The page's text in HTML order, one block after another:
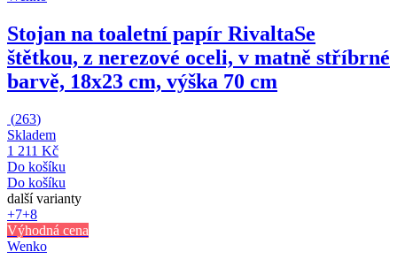
Stojan na toaletní papír RivaltaSe
štětkou, z nerezové oceli, v matně stříbrné
barvě, 18x23 cm, výška 70 cm
(263)
Skladem
1 211 Kč
Do košíku
Do košíku
další varianty
+7+8
Výhodná cena
Wenko